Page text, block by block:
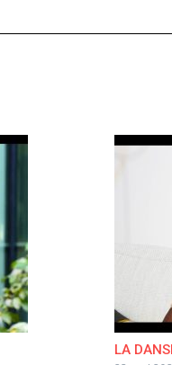
LA